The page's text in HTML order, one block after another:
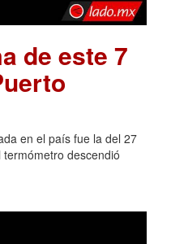
de este 7
en el país fue la del 27
descendió